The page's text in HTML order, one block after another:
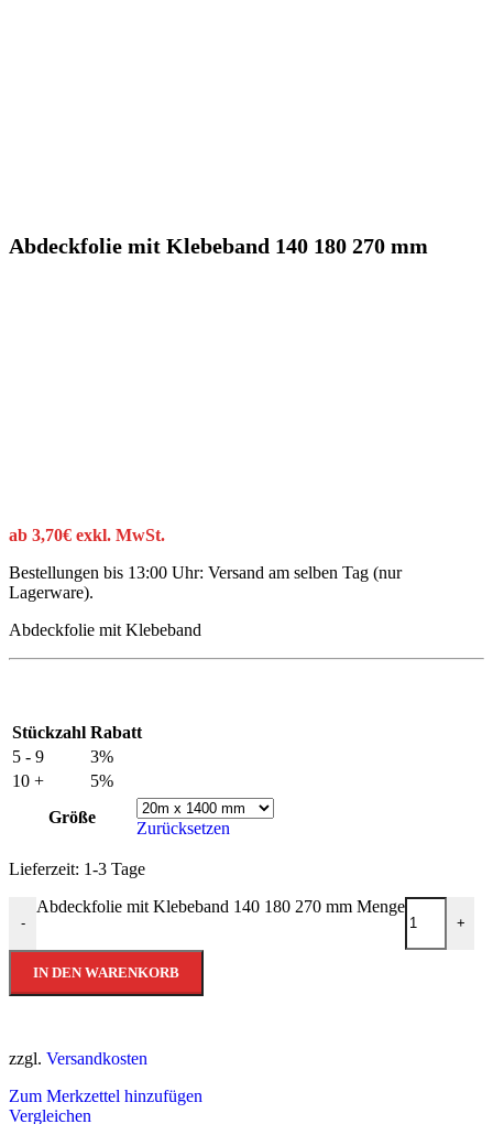
Abdeckfolie mit Klebeband 140 180 270 mm
ab 3,70€ exkl. MwSt.
Bestellungen bis 13:00 Uhr: Versand am selben Tag (nur
Lagerware).
Abdeckfolie mit Klebeband
Stückzahl Rabatt
5 - 9
3%
10 +
5%
Größe
Zurücksetzen
Lieferzeit: 1-3 Tage
-
Abdeckfolie mit Klebeband 140 180 270 mm Menge
+
IN DEN WARENKORB
zzgl. Versandkosten
Zum Merkzettel hinzufügen
Vergleichen